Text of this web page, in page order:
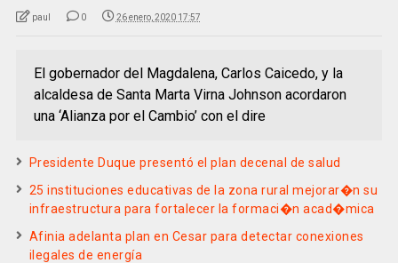
paul 0 26 enero, 2020 17:57
El gobernador del Magdalena, Carlos Caicedo, y la
alcaldesa de Santa Marta Virna Johnson acordaron
una ‘Alianza por el Cambio’ con el dire
Presidente Duque presentó el plan decenal de salud
25 instituciones educativas de la zona rural mejorar�n su
infraestructura para fortalecer la formaci�n acad�mica
Afinia adelanta plan en Cesar para detectar conexiones
ilegales de energía